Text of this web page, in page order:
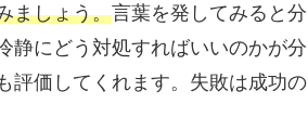
ましょう。言葉を発してみると分
静にどう対処すればいいのかが分
評価してくれます。失敗は成功の